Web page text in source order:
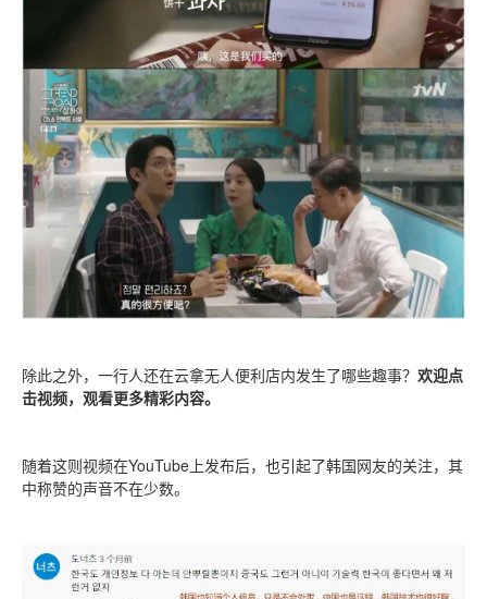
除此之外，一行人还在云拿无人便利店内发生了哪些趣事？ 欢迎点
击视频，观看更多精彩内容。
随着这则视频在YouTube上发布后，也引起了韩国网友的关注，其
中称赞的声音不在少数。